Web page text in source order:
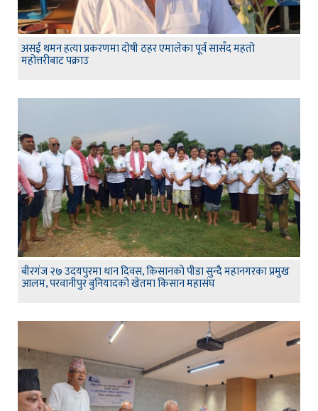
असई थमन हत्या प्रकरणमा दोषी ठहर एमालेका पूर्व सासँद महतो
महोत्तरीबाट पक्राउ
बीरगंज २७ उदयपुरमा धान दिवस, किसानको पीडा सुन्दै महानगरका प्रमुख
आलम, परवानीपुर बुनियादको खेतमा किसान महासंघ